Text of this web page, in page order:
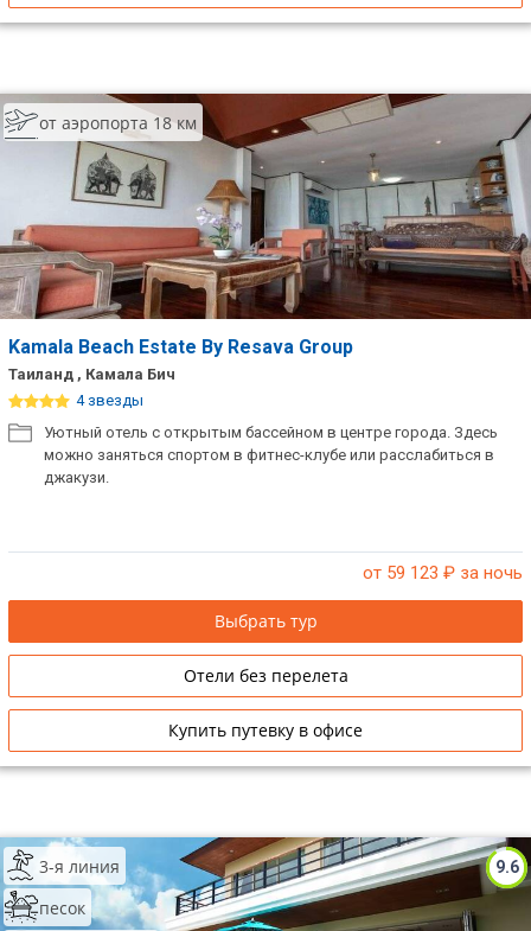
от аэропорта 18 км
Kamala Beach Estate By Resava Group
Таиланд , Камала Бич
4 звезды
Уютный отель с открытым бассейном в центре города. Здесь
можно заняться спортом в фитнес-клубе или расслабиться в
джакузи.
от 59 123 ₽ за ночь
Выбрать тур
Отели без перелета
Купить путевку в офисе
9.6
3-я линия
песок